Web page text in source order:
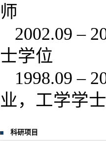
师
2002.09 –
士学位
1998.09 –
业，工学学
科研项目